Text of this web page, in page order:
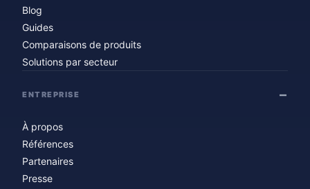
Blog
Guides
Comparaisons de produits
Solutions par secteur
ENTREPRISE
À propos
Références
Partenaires
Presse